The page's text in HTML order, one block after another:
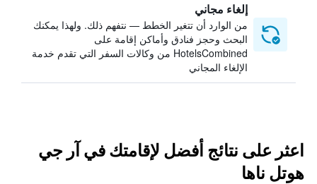
إلغاء مجاني
من الوارد أن تتغير الخطط — نتفهم ذلك. ولهذا يمكنك
البحث وحجز فنادق وأماكن إقامة على
HotelsCombined من وكالات السفر التي تقدم خدمة
الإلغاء المجاني
اعثر على نتائج أفضل لإقامتك في آر جي
هوتل ناها